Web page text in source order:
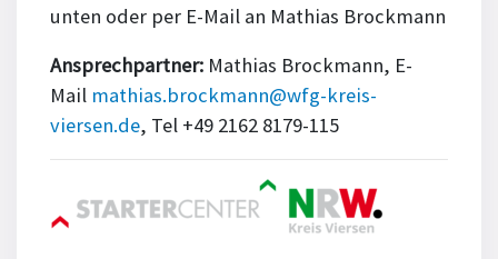
unten oder per E-Mail an Mathias Brockmann
Ansprechpartner: Mathias Brockmann, E-
Mail mathias.brockmann@wfg-kreis-
viersen.de, Tel +49 2162 8179-115